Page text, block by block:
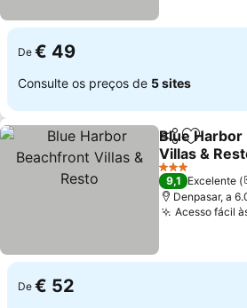
De € 49
Consulte os preços de 5 sites
Partilhar
Blue
Villas &
Ver preços
3 Estrelas
9,1 Excelente
Denpasar, a
Acesso fácil
De € 52